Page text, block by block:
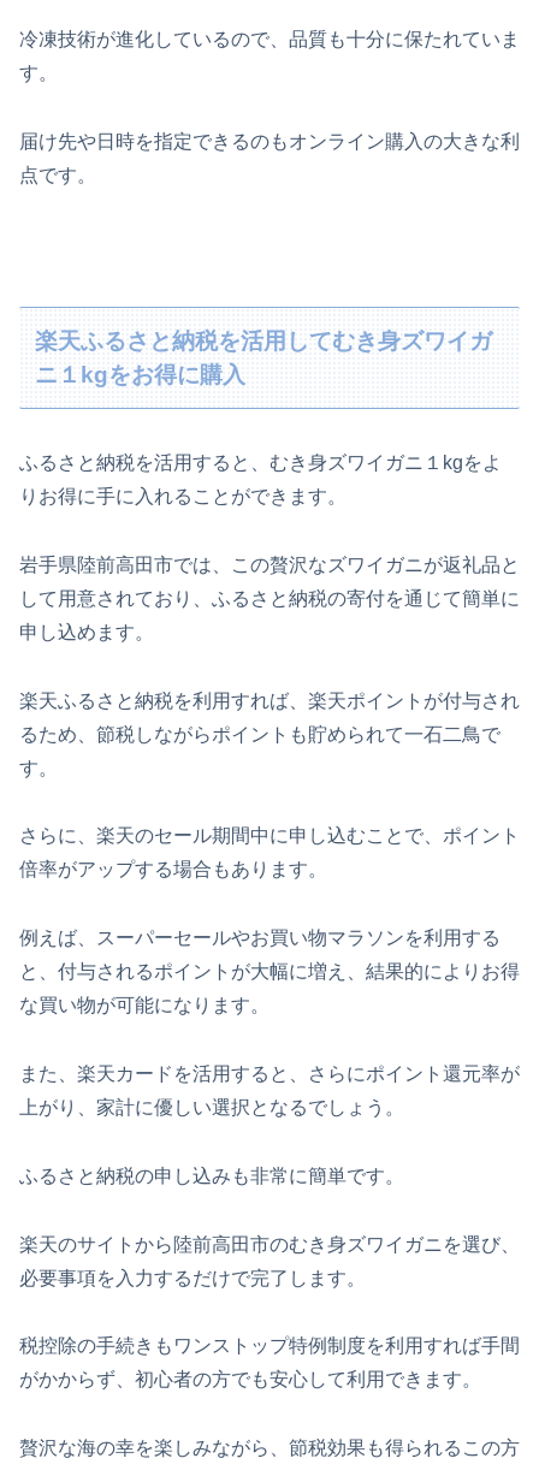
冷凍技術が進化しているので、品質も十分に保たれていま
す。
届け先や日時を指定できるのもオンライン購入の大きな利
点です。
楽天ふるさと納税を活用してむき身ズワイガ
ニ１kgをお得に購入
ふるさと納税を活用すると、むき身ズワイガニ１kgをよ
りお得に手に入れることができます。
岩手県陸前高田市では、この贅沢なズワイガニが返礼品と
して用意されており、ふるさと納税の寄付を通じて簡単に
申し込めます。
楽天ふるさと納税を利用すれば、楽天ポイントが付与され
るため、節税しながらポイントも貯められて一石二鳥で
す。
さらに、楽天のセール期間中に申し込むことで、ポイント
倍率がアップする場合もあります。
例えば、スーパーセールやお買い物マラソンを利用する
と、付与されるポイントが大幅に増え、結果的によりお得
な買い物が可能になります。
また、楽天カードを活用すると、さらにポイント還元率が
上がり、家計に優しい選択となるでしょう。
ふるさと納税の申し込みも非常に簡単です。
楽天のサイトから陸前高田市のむき身ズワイガニを選び、
必要事項を入力するだけで完了します。
税控除の手続きもワンストップ特例制度を利用すれば手間
がかからず、初心者の方でも安心して利用できます。
贅沢な海の幸を楽しみながら、節税効果も得られるこの方